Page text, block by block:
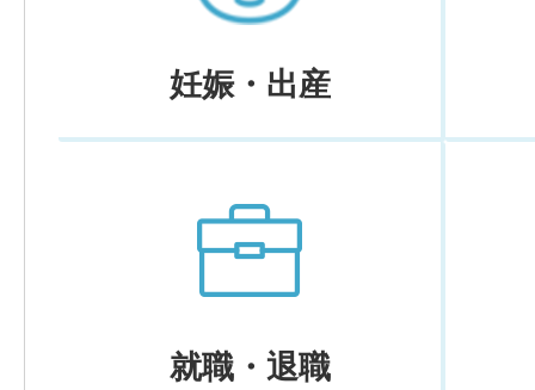
妊娠・出産
就職・退職